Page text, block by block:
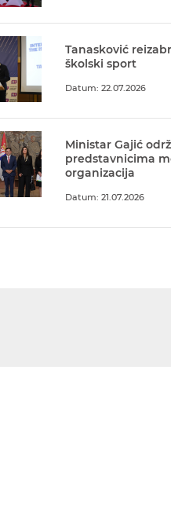
Tanasković
školski sport
Datum: 22.07.2026
Ministar Gajić
predstavnicima
organizacija
Datum: 21.07.2026